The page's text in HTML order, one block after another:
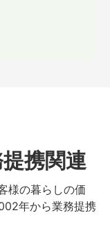
携関連
様の暮らしの価
年から業務提携